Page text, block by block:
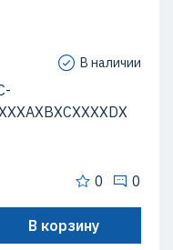
В наличии
0 0
В корзину